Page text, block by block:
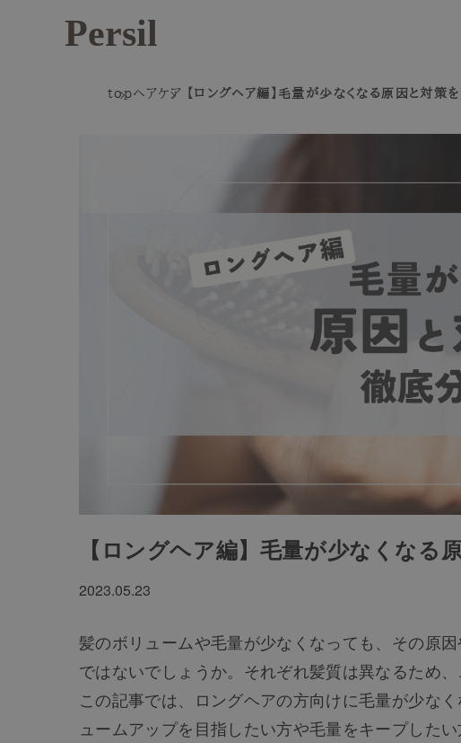
Persil
topヘアケア 【ロングヘア編】毛量が少なくなる原因と対策
【ロングヘア編】毛量が少なくなる
2023.05.23
髪のボリュームや毛量が少なくなっても、その原
ではないでしょうか。それぞれ髪質は異なるため
この記事では、ロングヘアの方向けに毛量が少な
ュームアップを目指したい方や毛量をキープした